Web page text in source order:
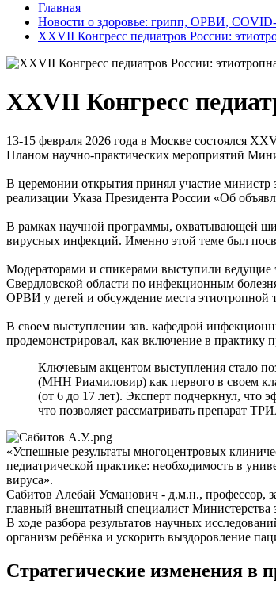
Главная
Новости о здоровье: грипп, ОРВИ,
XXVII Конгресс педиатров России:
XXVII Конгресс
13-15 февраля 2026 года в Москве состоялся
Планом научно-практических мероприятий
В церемонии открытия принял участие министр
реализации Указа Президента России «Об
В рамках научной программы, охватывающей
вирусных инфекций. Именно этой теме был
Модераторами и спикерами выступили
Свердловской области по инфекционным
ОРВИ у детей и обсуждение места этиотропной
В своем выступлении зав. кафедрой
продемонстрировал, как включение в практику
Ключевым акцентом выступления стало
(МНН Риамиловир) как первого в своем
(от 6 до 17 лет). Эксперт подчеркнул, что
что позволяет рассматривать препарат
«Успешные результаты многоцентровых
педиатрической практике: необходимость в
вируса».
Сабитов Алебай Усманович - д.м.н., профессор,
главный внештатный специалист Министерства
В ходе разбора результатов научных
организм ребёнка и ускорить выздоровление
Стратегические изменения в